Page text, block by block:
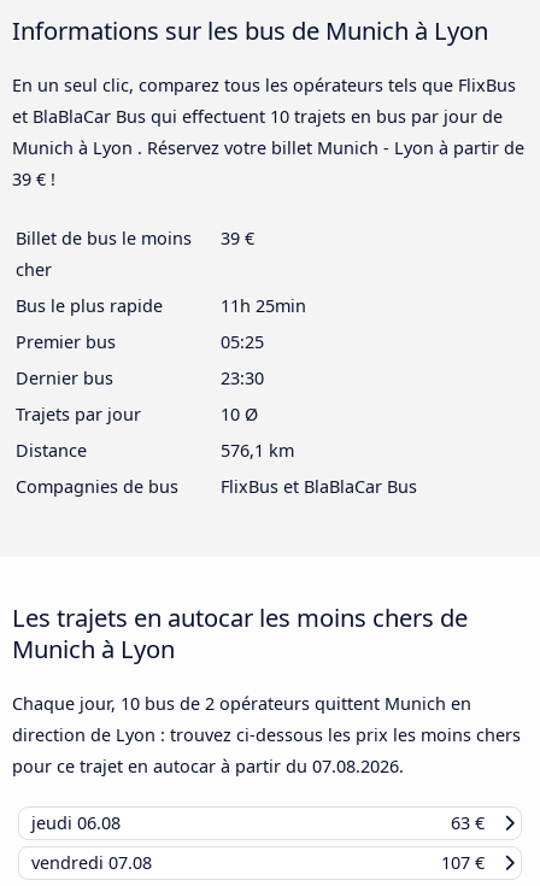
Informations sur les bus de Munich à Lyon
En un seul clic, comparez tous les opérateurs tels que FlixBus
et BlaBlaCar Bus qui effectuent 10 trajets en bus par jour de
Munich à Lyon . Réservez votre billet Munich - Lyon à partir de
39 € !
Billet de bus le moins
cher
39 €
Bus le plus rapide
11h 25min
Premier bus
05:25
Dernier bus
23:30
Trajets par jour
10 Ø
Distance
576,1 km
Compagnies de bus
FlixBus et BlaBlaCar Bus
Les trajets en autocar les moins chers de
Munich à Lyon
Chaque jour, 10 bus de 2 opérateurs quittent Munich en
direction de Lyon : trouvez ci-dessous les prix les moins chers
pour ce trajet en autocar à partir du 07.08.2026.
jeudi 06.08
63 €
vendredi 07.08
107 €